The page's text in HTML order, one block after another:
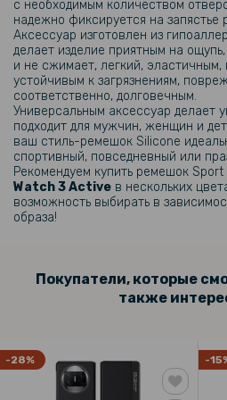
Чехол с защитным стеклом Protective
Redmi Watch 3
143 грн
179 грн
Чехол с защитным стеклом Protective
Redmi Watch 3 Active
169 грн
Ремешок Silicone для смарт-
с необходимым количеством
надежно фиксируется на запястье
Аксессуар изготовлен из
делает изделие приятным на
и не сжимает, легкий,
устойчивым к загрязнениям,
соответственно, долговечным.
Универсальным аксессуар делает
подходит для мужчин, женщин и
ваш стиль-ремешок Silicone
спортивный, повседневный или
Рекомендуем купить ремешок Sport
Watch 3 Active в нескольких
возможность выбирать в
образа!
Покупатели, которые
также
-28% -